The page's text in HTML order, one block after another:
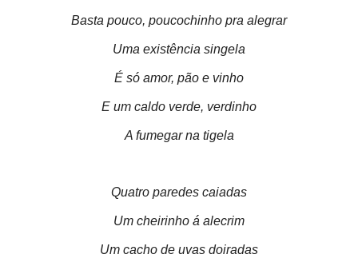
Basta pouco, poucochinho pra alegrar
Uma existência singela
É só amor, pão e vinho
E um caldo verde, verdinho
A fumegar na tigela
Quatro paredes caiadas
Um cheirinho á alecrim
Um cacho de uvas doiradas